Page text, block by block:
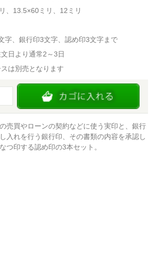
、13.5×60ミリ、12ミリ
字、銀行印3文字、認め印3文字まで
日より通常2～3日
は別売となります
売買やローンの契約などに使う実印と、銀行
入れを行う銀行印、その書類の内容を承認し
つ印する認め印の3本セット。